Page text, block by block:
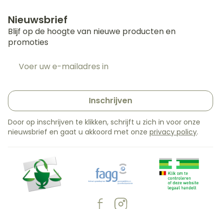
Nieuwsbrief
Blijf op de hoogte van nieuwe producten en
promoties
Inschrijven
Door op inschrijven te klikken, schrijft u zich in voor onze
nieuwsbrief en gaat u akkoord met onze privacy policy.